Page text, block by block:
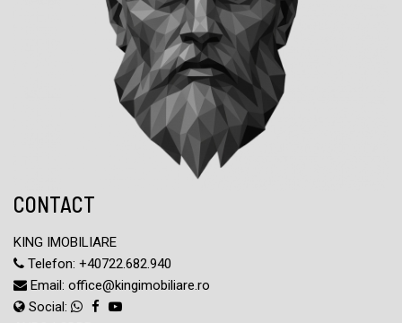
CONTACT
KING IMOBILIARE
Telefon: +40722.682.940
Email: office@kingimobiliare.ro
Social: